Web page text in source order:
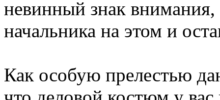
невинный знак внимания,
начальника на этом и
Как особую прелестью